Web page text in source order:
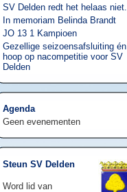
SV Delden redt het helaas niet.
In memoriam Belinda Brandt
JO 13 1 Kampioen
Gezellige seizoensafsluiting én
hoop op nacompetitie voor SV
Delden
Agenda
Geen evenementen
Steun SV Delden
Word lid van